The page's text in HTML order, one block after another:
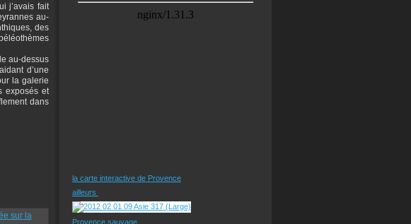
j’avais fait
au-
des
au-dessus
d’une
la galerie
exposés et
dans
la carte interactive de Provence
ailleurs
Provence sauvage